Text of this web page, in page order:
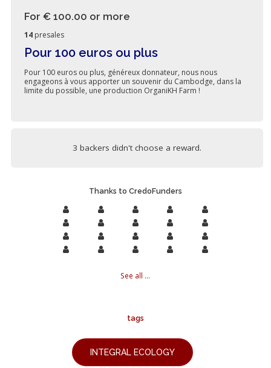
For € 100.00 or more
14 presales
Pour 100 euros ou plus
Pour 100 euros ou plus, généreux donnateur, nous nous
engageons à vous apporter un souvenir du Cambodge, dans la
limite du possible, une production OrganiKH Farm !
3 backers didn't choose a reward.
Thanks to CredoFunders
See all ...
tags
INTEGRAL ECOLOGY